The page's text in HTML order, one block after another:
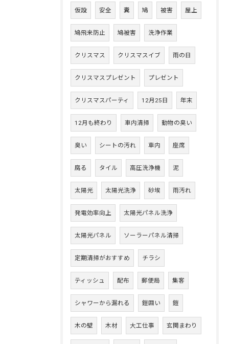
仮設 安全 糞 鳩 被害 屋上
鳩飛来防止 鳩被害 洗浄作業
クリスマス クリスマスイブ 雨の日
クリスマスプレゼント プレゼント
クリスマスパーティ 12月25日 年末
12月も終わり 車内清掃 動物の臭い
臭い シートの汚れ 車内 座席
腐る タイル 高圧洗浄機 泥
太陽光 太陽光洗浄 砂埃 雨汚れ
発電効率向上 太陽光パネル洗浄
太陽光パネル ソーラーパネル清掃
定期清掃がおすすめ チラシ
ティッシュ 配布 郵便局 集客
シャワーから漏れる 鎧囲い 鎧
木の壁 木材 大工仕事 玄関まわり